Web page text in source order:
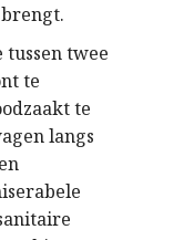
tussen twee
te
te
langs